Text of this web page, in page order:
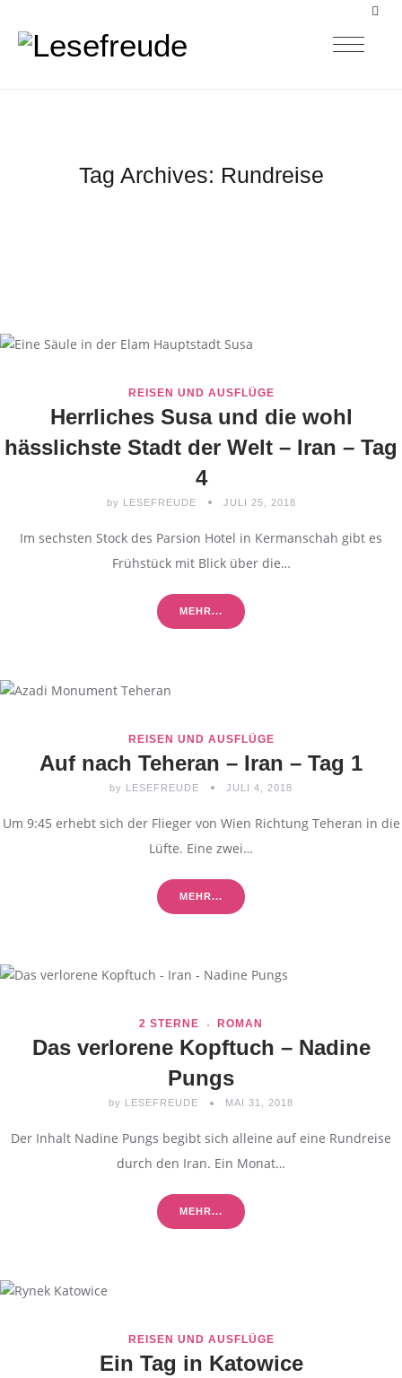
Tag Archives: Rundreise
REISEN UND AUSFLÜGE
Herrliches Susa und die wohl
hässlichste Stadt der Welt – Iran – Tag
4
by LESEFREUDE JULI 25, 2018
Im sechsten Stock des Parsion Hotel in Kermanschah gibt es
Frühstück mit Blick über die…
MEHR...
REISEN UND AUSFLÜGE
Auf nach Teheran – Iran – Tag 1
by LESEFREUDE JULI 4, 2018
Um 9:45 erhebt sich der Flieger von Wien Richtung Teheran in die
Lüfte. Eine zwei…
MEHR...
2 STERNE ROMAN
Das verlorene Kopftuch – Nadine
Pungs
by LESEFREUDE MAI 31, 2018
Der Inhalt Nadine Pungs begibt sich alleine auf eine Rundreise
durch den Iran. Ein Monat…
MEHR...
REISEN UND AUSFLÜGE
Ein Tag in Katowice